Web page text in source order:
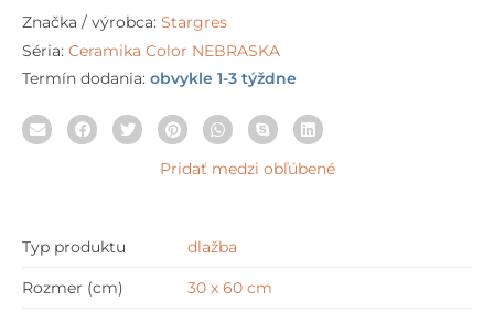
Značka / výrobca: Stargres
Séria: Ceramika Color NEBRASKA
Termín dodania: obvykle 1-3 týždne
Pridať medzi obľúbené
Typ produktu dlažba
Rozmer (cm) 30 x 60 cm